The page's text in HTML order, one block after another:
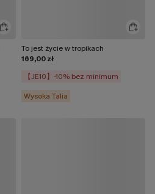
To jest życie w tropikach
169,00 zł
【JE10】-10% bez minimum
Wysoka Talia